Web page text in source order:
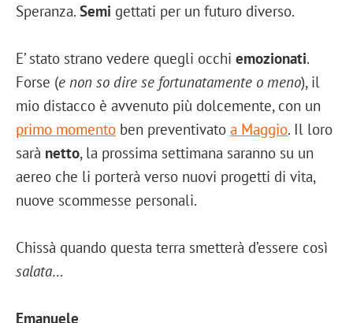
Speranza. Semi gettati per un futuro diverso.
E’ stato strano vedere quegli occhi emozionati.
Forse (e non so dire se fortunatamente o meno), il
mio distacco è avvenuto più dolcemente, con un
primo momento ben preventivato a Maggio. Il loro
sarà netto, la prossima settimana saranno su un
aereo che li porterà verso nuovi progetti di vita,
nuove scommesse personali.
Chissà quando questa terra smetterà d’essere così
salata…
Emanuele